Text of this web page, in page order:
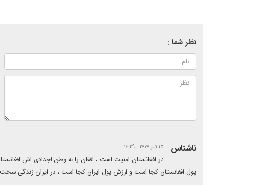
نظر شما :
ناشناس ۱۵ تیر ۱۴۰۴ | ۱۶:۲۹
در افغانستان امنیت است ، افغان را به وطن اجدادی اش
پول افغانستان کجا است و ارزش پول ایران کجا است ، در ایران زندگی